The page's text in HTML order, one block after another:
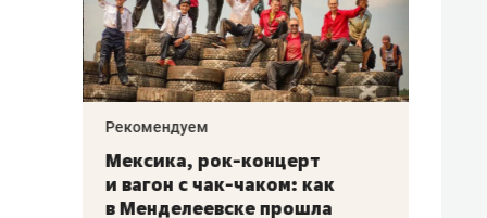
Рекомендуем
Мексика, рок-концерт
и вагон с чак-чаком: как
в Менделеевске прошла